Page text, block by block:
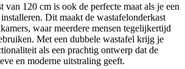
van 120 cm is ook de perfecte maat als je een
Dit maakt de wastafelonderkast
waar meerdere mensen tegelijkertijd
Met een dubbele wastafel krijg je
als een prachtig ontwerp dat de
en moderne uitstraling geeft.